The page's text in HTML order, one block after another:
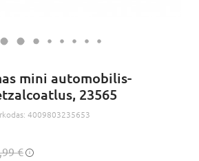
mini automobilis-
23565
4009803235653
€